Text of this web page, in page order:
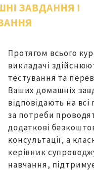
ЗАВДАННЯ І
Протягом всього
викладачі
тестування та
Ваших домашніх
відповідають на
за потреби
додаткові
консультації, а
керівник
навчання,